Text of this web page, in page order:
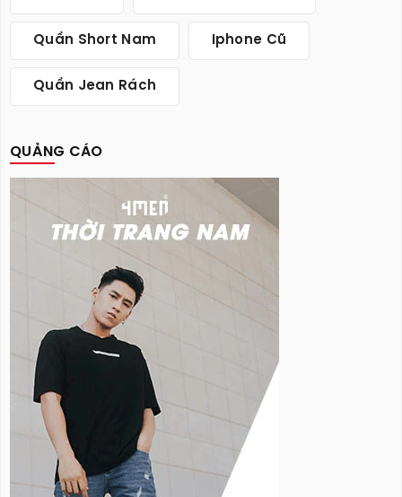
Quần Short Nam Iphone Cũ
Quần Jean Rách
QUẢNG CÁO